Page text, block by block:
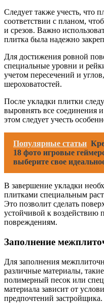
Следует также учесть, что
соответствии с планом,
и срезов. Важно
плитка была надежно
Для достижения ровной
специальные уровни и
учетом пересечений и
шероховатостей.
После укладки плитки
выровнять все соединения
этом следует учесть
Популярные статьи
18 фото игровые
выберите свое
В завершение укладки
плитками специальным
Это позволит сделать
устойчивой к воздействию
повреждениям.
Заполнение
Для заполнения
различные материалы,
полимерный песок или
материала зависит от
предпочтений застройщика.